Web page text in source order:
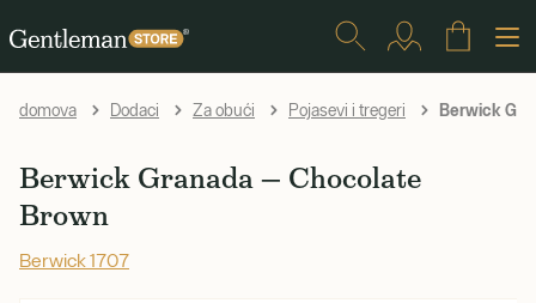
domova Dodaci Za obući Pojasevi i tregeri Berwick
Berwick Granada — Chocolate
Brown
Berwick 1707